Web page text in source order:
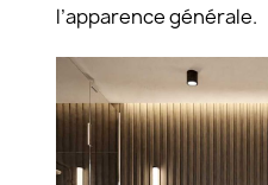
l’apparence générale.